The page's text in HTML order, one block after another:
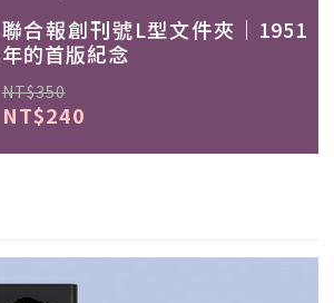
聯合報創刊號L型文件夾｜1951
年的首版紀念
NT$350
NT$240